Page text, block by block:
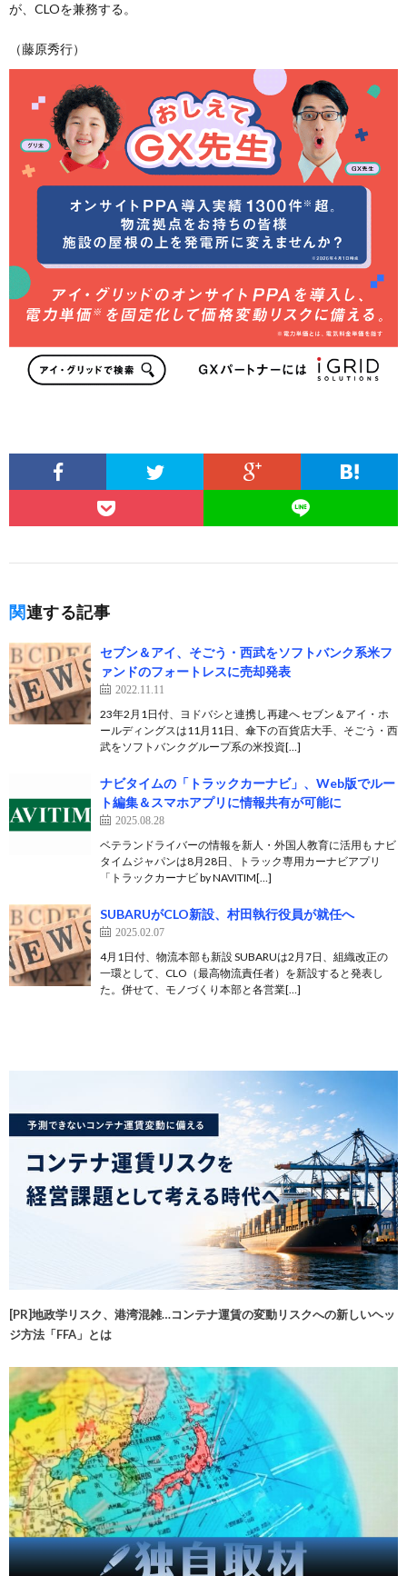
が、CLOを兼務する。
（藤原秀行）
関連する記事
セブン＆アイ、そごう・西武をソフトバンク系米フ
ァンドのフォートレスに売却発表
2022.11.11
23年2月1日付、ヨドバシと連携し再建へ セブン＆アイ・ホ
ールディングスは11月11日、傘下の百貨店大手、そごう・西
武をソフトバンクグループ系の米投資[…]
ナビタイムの「トラックカーナビ」、Web版でルー
ト編集＆スマホアプリに情報共有が可能に
2025.08.28
ベテランドライバーの情報を新人・外国人教育に活用も ナビ
タイムジャパンは8月28日、トラック専用カーナビアプリ
「トラックカーナビ by NAVITIM[…]
SUBARUがCLO新設、村田執行役員が就任へ
2025.02.07
4月1日付、物流本部も新設 SUBARUは2月7日、組織改正の
一環として、CLO（最高物流責任者）を新設すると発表し
た。併せて、モノづくり本部と各営業[…]
[PR]地政学リスク、港湾混雑…コンテナ運賃の変動リスクへの新しいヘッ
ジ方法「FFA」とは